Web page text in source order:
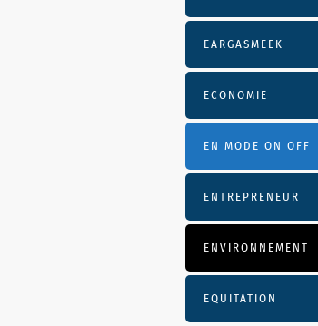
EARGASMEEK
ECONOMIE
EN MODE ON OFF
ENTREPRENEUR
ENVIRONNEMENT
EQUITATION